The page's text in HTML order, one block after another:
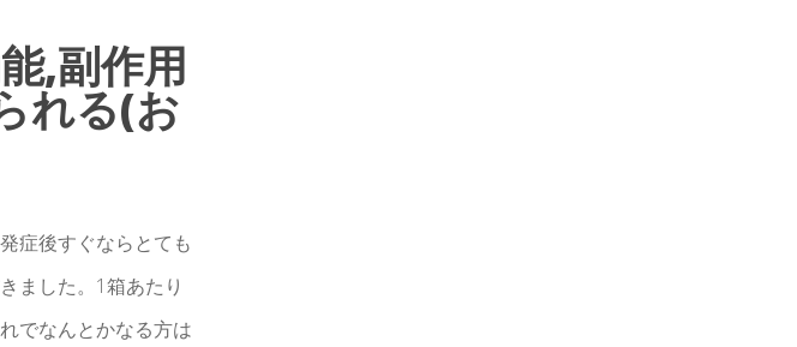
,副作用
れる(お
症後すぐならとても
ました。1箱あたり
でなんとかなる方は